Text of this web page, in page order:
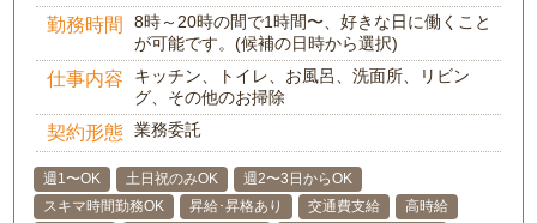
勤務時間
8時～20時の間で1時間〜、好きな日に働くこと
が可能です。(候補の日時から選択)
仕事内容
キッチン、トイレ、お風呂、洗面所、リビン
グ、その他のお掃除
契約形態 業務委託
週1〜OK 土日祝のみOK
週2〜3日からOK
スキマ時間勤務OK
昇給･昇格あり 交通費支給
高時給